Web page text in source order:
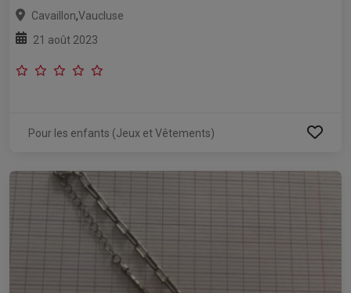
Cavaillon,Vaucluse
21 août 2023
Pour les enfants (Jeux et Vêtements)